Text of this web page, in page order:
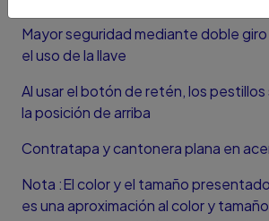
Mayor seguridad mediante doble
el uso de la llave
Al usar el botón de retén, los
la posición de arriba
Contratapa y cantonera plana en
Nota :El color y el tamaño
es una aproximación al color y